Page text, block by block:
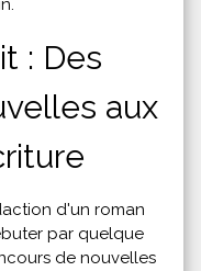
: Des
aux
d'un roman
par quelque
de nouvelles